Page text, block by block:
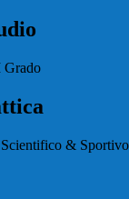
Grado
Scientifico &